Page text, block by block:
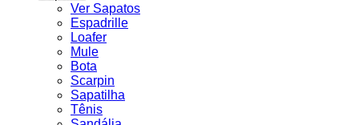
Ver Sapatos
Espadrille
Loafer
Mule
Bota
Scarpin
Sapatilha
Tênis